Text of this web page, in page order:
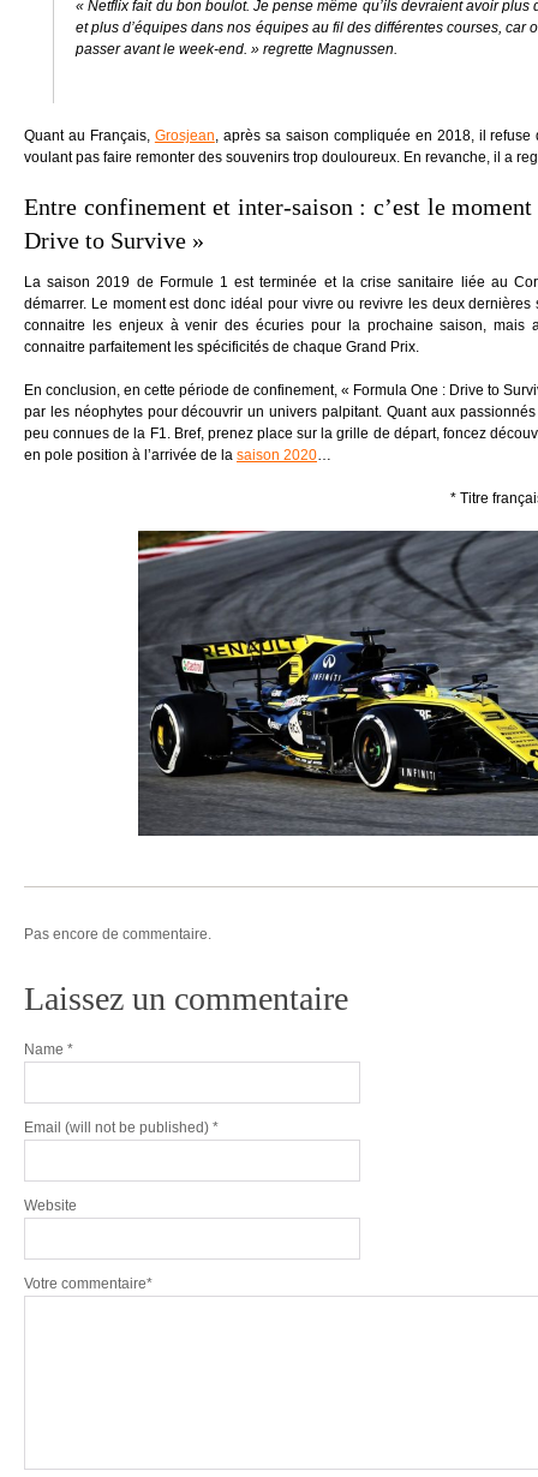
« Netflix fait du bon boulot. Je pense même qu’ils devraient avoir
et plus d’équipes dans nos équipes au fil des différentes courses, car
passer avant le week-end. » regrette Magnussen.
Quant au Français, Grosjean, après sa saison compliquée en 2018, il
voulant pas faire remonter des souvenirs trop douloureux. En revanche, il a
Entre confinement et inter-saison : c’est le
Drive to Survive »
La saison 2019 de Formule 1 est terminée et la crise sanitaire liée au
démarrer. Le moment est donc idéal pour vivre ou revivre les deux
connaitre les enjeux à venir des écuries pour la prochaine saison, mais
connaitre parfaitement les spécificités de chaque Grand Prix.
En conclusion, en cette période de confinement, « Formula One : Drive to
par les néophytes pour découvrir un univers palpitant. Quant aux
peu connues de la F1. Bref, prenez place sur la grille de départ, foncez
en pole position à l’arrivée de la saison 2020…
* Titre
Pas encore de commentaire.
Laissez un commentaire
Name *
Email (will not be published) *
Website
Votre commentaire*